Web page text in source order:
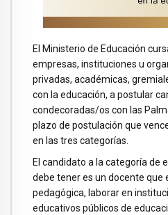
El Ministerio de Educación
empresas, instituciones u
privadas, académicas,
con la educación, a postular
condecoradas/os con las
plazo de postulación que
en las tres categorías.
El candidato a la categoría de
debe tener es un docente que
pedagógica, laborar en
educativos públicos de